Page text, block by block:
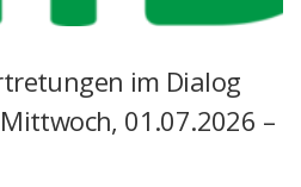
im Dialog
01.07.2026 –